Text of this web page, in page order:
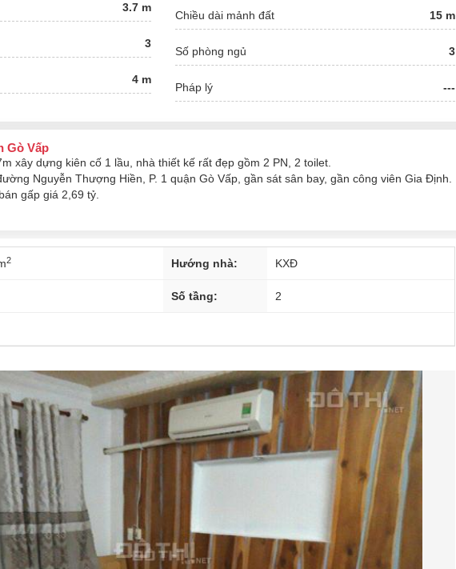
3.7 m
3
4 m
Chiều dài mảnh đất 15 m
Số phòng ngủ 3
Pháp lý ---
Gò Vấp
xây dựng kiên cố 1 lầu, nhà thiết kế rất đẹp gồm 2 PN, 2 toilet.
Nguyễn Thượng Hiền, P. 1 quận Gò Vấp, gần sát sân bay, gần công viên Gia Định.
gấp giá 2,69 tỷ.
2 Hướng nhà: KXĐ
Số tầng: 2